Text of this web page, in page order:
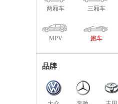
两厢车 三厢车
MPV 跑车
品牌